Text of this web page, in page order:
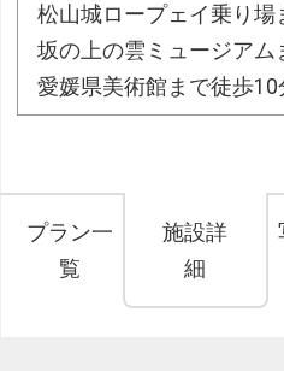
松山城ロープェイ乗り場
坂の上の雲ミュージアム
愛媛県美術館まで徒歩10
プラン一
覧
施設詳
細